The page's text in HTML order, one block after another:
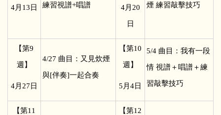
4月13日 練習視譜+唱譜 4月20
日
煙 練習敲擊技巧
【第9
週】
4月27日
4/27 曲目：又見炊煙
與[伴奏]一起合奏
【第10
週】
5 月4日
5/4 曲目：我有一段
情 視譜＋唱譜＋練
習敲擊技巧
【第11 【第12